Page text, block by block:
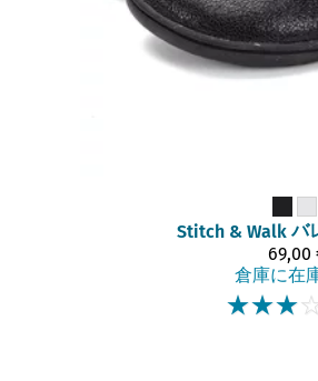
Stitch & Walk バ
69,00
倉庫に在
☆☆☆